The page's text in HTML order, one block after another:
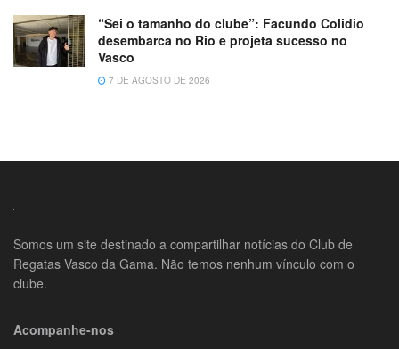
“Sei o tamanho do clube”: Facundo Colidio
desembarca no Rio e projeta sucesso no
Vasco
7 DE AGOSTO DE 2026
Somos um site destinado a compartilhar notícias do Club de
Regatas Vasco da Gama. Não temos nenhum vínculo com o
clube.
Acompanhe-nos